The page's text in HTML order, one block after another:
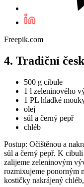
Freepik.com
4. Tradiční
500 g cibule
1 l zeleninového
1 PL hladké
olej
sůl a černý pepř
chléb
Postup: Očištěnou a
sůl a černý pepř. K
zalijeme zeleninovým
rozmixujeme ponorným
kostičky nakrájený